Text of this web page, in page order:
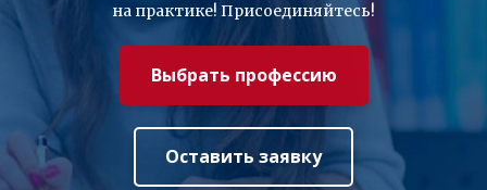
Оставить заявку
на практике! Присоединяйтесь!
Выбрать профессию
Оставить заявку
Оставить заявку